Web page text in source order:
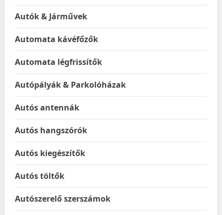
Autók & Járművek
Automata kávéfőzők
Automata légfrissítők
Autópályák & Parkolóházak
Autós antennák
Autós hangszórók
Autós kiegészítők
Autós töltők
Autószerelő szerszámok